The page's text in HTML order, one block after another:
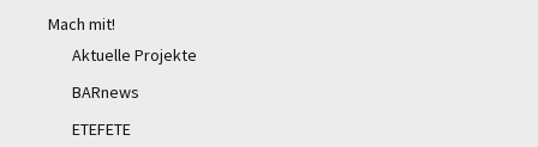
Mach mit!
Aktuelle Projekte
BARnews
ETEFETE